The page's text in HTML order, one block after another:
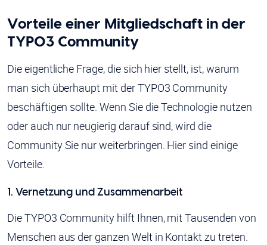
Vorteile einer Mitgliedschaft in der
TYPO3 Community
Die eigentliche Frage, die sich hier stellt, ist, warum
man sich überhaupt mit der TYPO3 Community
beschäftigen sollte. Wenn Sie die Technologie nutzen
oder auch nur neugierig darauf sind, wird die
Community Sie nur weiterbringen. Hier sind einige
Vorteile.
1. Vernetzung und Zusammenarbeit
Die TYPO3 Community hilft Ihnen, mit Tausenden von
Menschen aus der ganzen Welt in Kontakt zu treten.